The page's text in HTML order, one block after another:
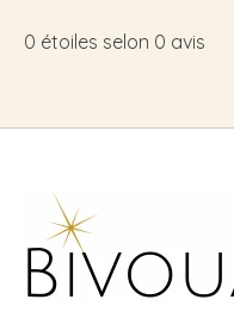
0 étoiles selon 0 avis